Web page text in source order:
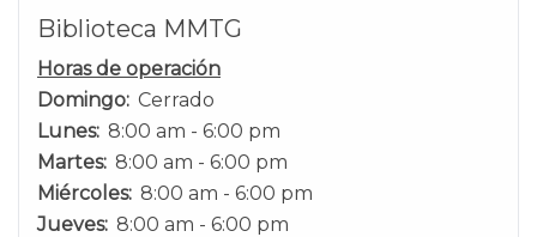
Biblioteca MMTG
Horas de operación
Domingo: Cerrado
Lunes: 8:00 am - 6:00 pm
Martes: 8:00 am - 6:00 pm
Miércoles: 8:00 am - 6:00 pm
Jueves: 8:00 am - 6:00 pm